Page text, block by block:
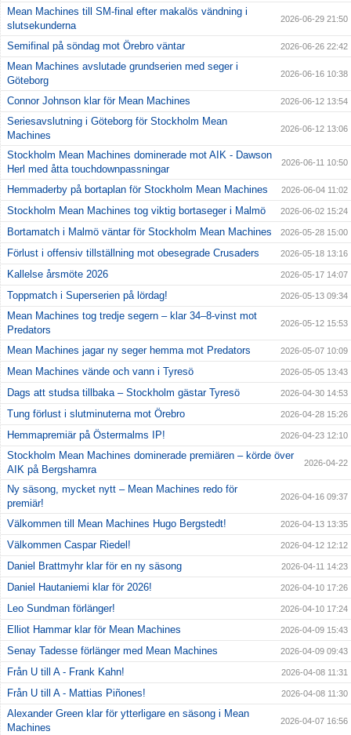
Mean Machines till SM-final efter makalös vändning i
slutsekunderna
2026-06-29 21:50
Semifinal på söndag mot Örebro väntar 2026-06-26 22:42
Mean Machines avslutade grundserien med seger i
Göteborg
2026-06-16 10:38
Connor Johnson klar för Mean Machines 2026-06-12 13:54
Seriesavslutning i Göteborg för Stockholm Mean
Machines
2026-06-12 13:06
Stockholm Mean Machines dominerade mot AIK - Dawson
Herl med åtta touchdownpassningar
2026-06-11 10:50
Hemmaderby på bortaplan för Stockholm Mean Machines 2026-06-04 11:02
Stockholm Mean Machines tog viktig bortaseger i Malmö 2026-06-02 15:24
Bortamatch i Malmö väntar för Stockholm Mean Machines 2026-05-28 15:00
Förlust i offensiv tillställning mot obesegrade Crusaders 2026-05-18 13:16
Kallelse årsmöte 2026 2026-05-17 14:07
Toppmatch i Superserien på lördag! 2026-05-13 09:34
Mean Machines tog tredje segern – klar 34–8-vinst mot
Predators
2026-05-12 15:53
Mean Machines jagar ny seger hemma mot Predators 2026-05-07 10:09
Mean Machines vände och vann i Tyresö 2026-05-05 13:43
Dags att studsa tillbaka – Stockholm gästar Tyresö 2026-04-30 14:53
Tung förlust i slutminuterna mot Örebro 2026-04-28 15:26
Hemmapremiär på Östermalms IP! 2026-04-23 12:10
Stockholm Mean Machines dominerade premiären – körde över
AIK på Bergshamra
2026-04-22
Ny säsong, mycket nytt – Mean Machines redo för
premiär!
2026-04-16 09:37
Välkommen till Mean Machines Hugo Bergstedt! 2026-04-13 13:35
Välkommen Caspar Riedel! 2026-04-12 12:12
Daniel Brattmyhr klar för en ny säsong 2026-04-11 14:23
Daniel Hautaniemi klar för 2026! 2026-04-10 17:26
Leo Sundman förlänger! 2026-04-10 17:24
Elliot Hammar klar för Mean Machines 2026-04-09 15:43
Senay Tadesse förlänger med Mean Machines 2026-04-09 09:43
Från U till A - Frank Kahn! 2026-04-08 11:31
Från U till A - Mattias Piñones! 2026-04-08 11:30
Alexander Green klar för ytterligare en säsong i Mean
Machines
2026-04-07 16:56